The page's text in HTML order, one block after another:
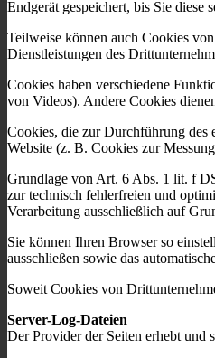
Endgerät gespeichert, bis Sie diese
Teilweise können auch Cookies
Dienstleistungen des
Cookies haben verschiedene
von Videos). Andere Cookies
Cookies, die zur Durchführung des
Website (z. B. Cookies zur
Grundlage von Art. 6 Abs. 1 lit. f
zur technisch fehlerfreien und
Verarbeitung ausschließlich auf
Sie können Ihren Browser so
ausschließen sowie das
Soweit Cookies von
Server-Log-Dateien
Der Provider der Seiten erhebt und